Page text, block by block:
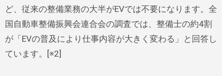
ど、従来の整備業務の大半がEVでは不要になります。全
国自動車整備振興会連合会の調査では、整備士の約4割
が「EVの普及により仕事内容が大きく変わる」と回答し
ています。[※2]